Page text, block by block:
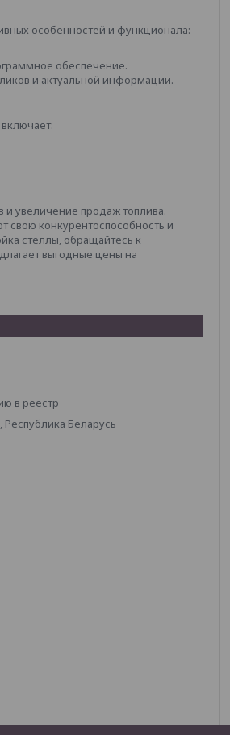
особенностей и функционала:
обеспечение.
и актуальной информации.
и увеличение продаж топлива.
свою конкурентоспособность и
стеллы, обращайтесь к
выгодные цены на
в реестр
Беларусь